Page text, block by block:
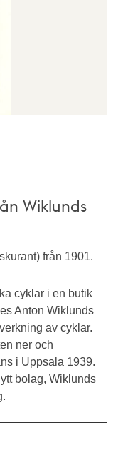
Wiklunds
från 1901.
cyklar i en butik
Anton Wiklunds
av cyklar.
ner och
i Uppsala 1939.
bolag, Wiklunds